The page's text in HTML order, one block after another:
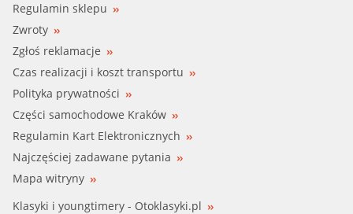
Regulamin sklepu
Zwroty
Zgłoś reklamacje
Czas realizacji i koszt transportu
Polityka prywatności
Części samochodowe Kraków
Regulamin Kart Elektronicznych
Najczęściej zadawane pytania
Mapa witryny
Klasyki i youngtimery - Otoklasyki.pl